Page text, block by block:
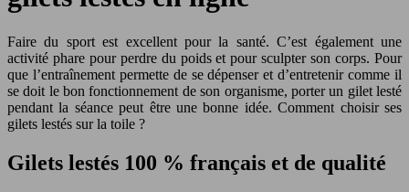
Faire du sport est excellent pour la santé. C’est également une
activité phare pour perdre du poids et pour sculpter son corps. Pour
que l’entraînement permette de se dépenser et d’entretenir comme il
se doit le bon fonctionnement de son organisme, porter un gilet lesté
pendant la séance peut être une bonne idée. Comment choisir ses
gilets lestés sur la toile ?
Gilets lestés 100 % français et de qualité